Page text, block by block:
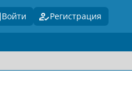
Войти Регистрация